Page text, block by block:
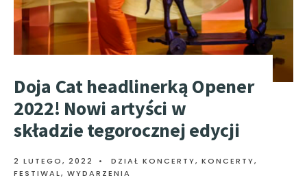
Doja Cat headlinerką Opener
2022! Nowi artyści w
składzie tegorocznej edycji
2 LUTEGO, 2022 • DZIAŁ KONCERTY, KONCERTY,
FESTIWAL, WYDARZENIA